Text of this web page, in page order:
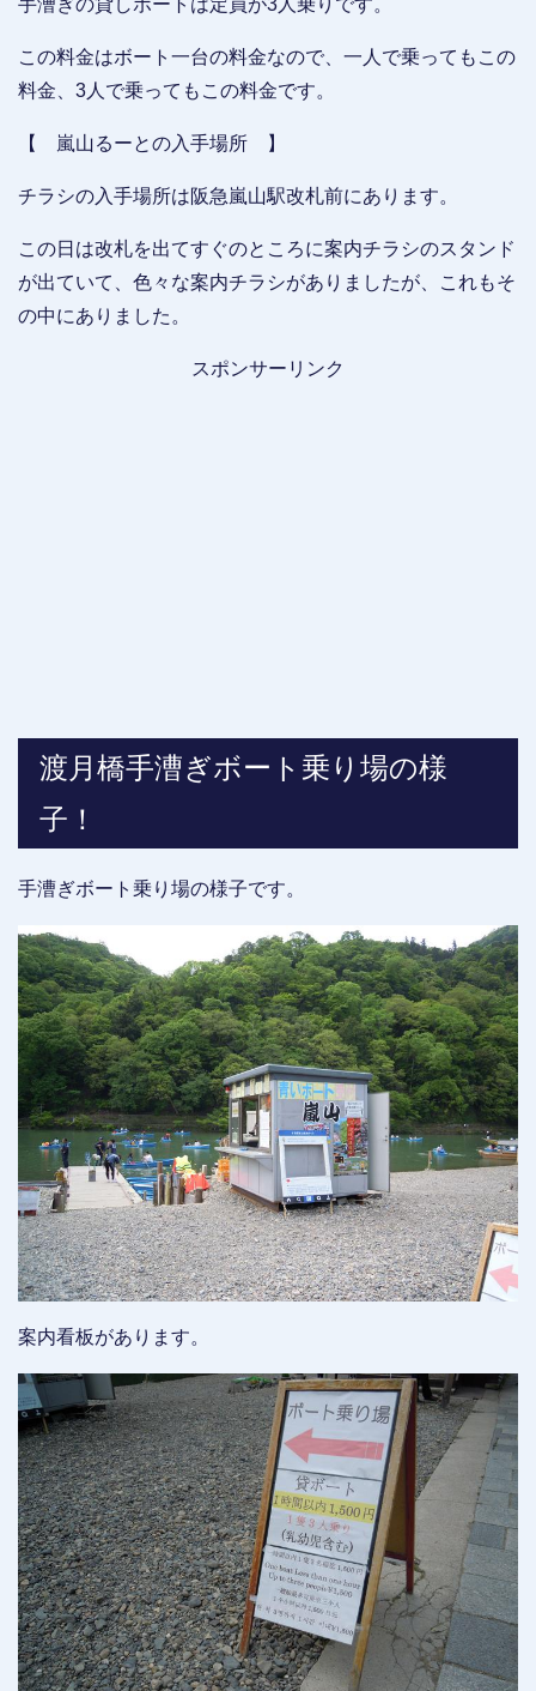
手漕ぎの貸しボートは定員が3人乗りです。
この料金はボート一台の料金なので、一人で乗ってもこの
料金、3人で乗ってもこの料金です。
【 嵐山るーとの入手場所 】
チラシの入手場所は阪急嵐山駅改札前にあります。
この日は改札を出てすぐのところに案内チラシのスタンド
が出ていて、色々な案内チラシがありましたが、これもそ
の中にありました。
スポンサーリンク
渡月橋手漕ぎボート乗り場の様
子！
手漕ぎボート乗り場の様子です。
案内看板があります。